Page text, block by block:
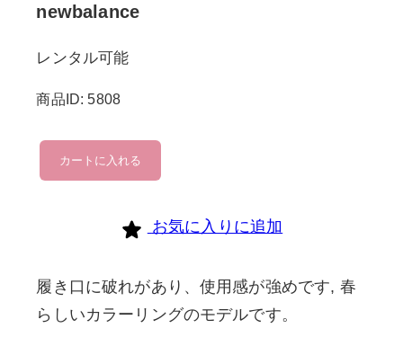
newbalance
レンタル可能
商品ID: 5808
newbalance
個
カートに入れる
お気に入りに追加
履き口に破れがあり、使用感が強めです, 春
らしいカラーリングのモデルです。